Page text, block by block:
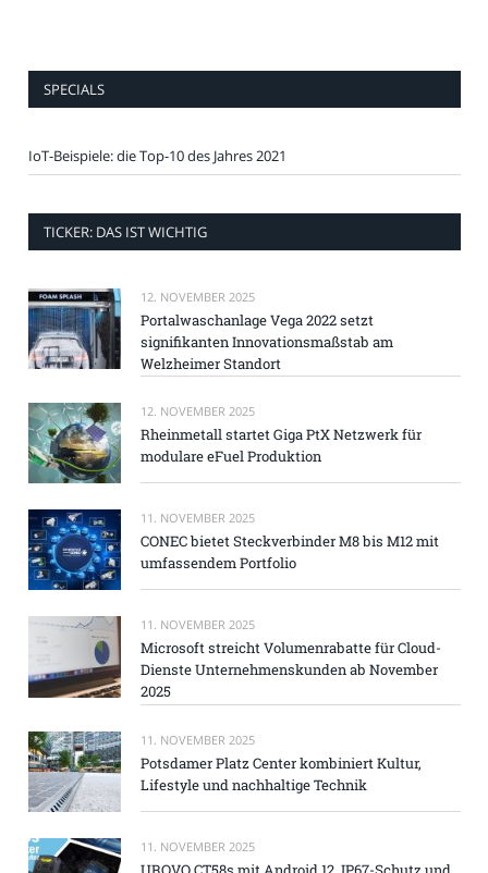
SPECIALS
IoT-Beispiele: die Top-10 des Jahres 2021
TICKER: DAS IST WICHTIG
12. NOVEMBER 2025
Portalwaschanlage Vega 2022 setzt
signifikanten Innovationsmaßstab am
Welzheimer Standort
12. NOVEMBER 2025
Rheinmetall startet Giga PtX Netzwerk für
modulare eFuel Produktion
11. NOVEMBER 2025
CONEC bietet Steckverbinder M8 bis M12 mit
umfassendem Portfolio
11. NOVEMBER 2025
Microsoft streicht Volumenrabatte für Cloud-
Dienste Unternehmenskunden ab November
2025
11. NOVEMBER 2025
Potsdamer Platz Center kombiniert Kultur,
Lifestyle und nachhaltige Technik
11. NOVEMBER 2025